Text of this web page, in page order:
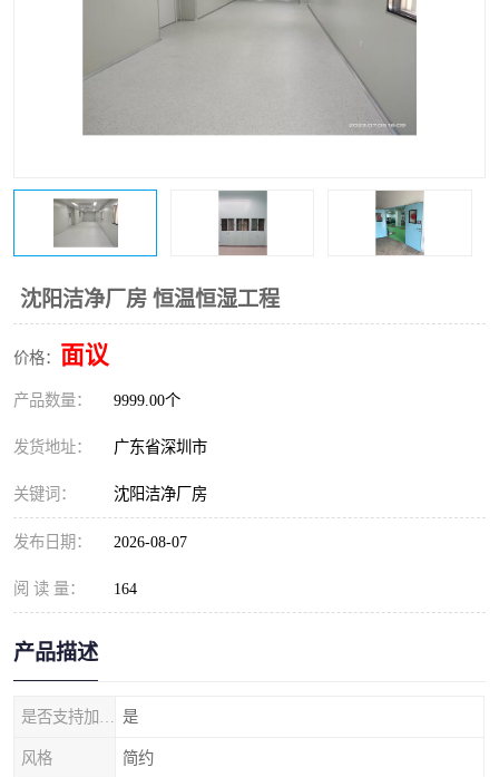
沈阳洁净厂房 恒温恒湿工程
价格： 面议
产品数量： 9999.00个
发货地址： 广东省深圳市
关键词： 沈阳洁净厂房
发布日期： 2026-08-07
阅 读 量： 164
产品描述
是
风格 简约
食品饮料
光电车间